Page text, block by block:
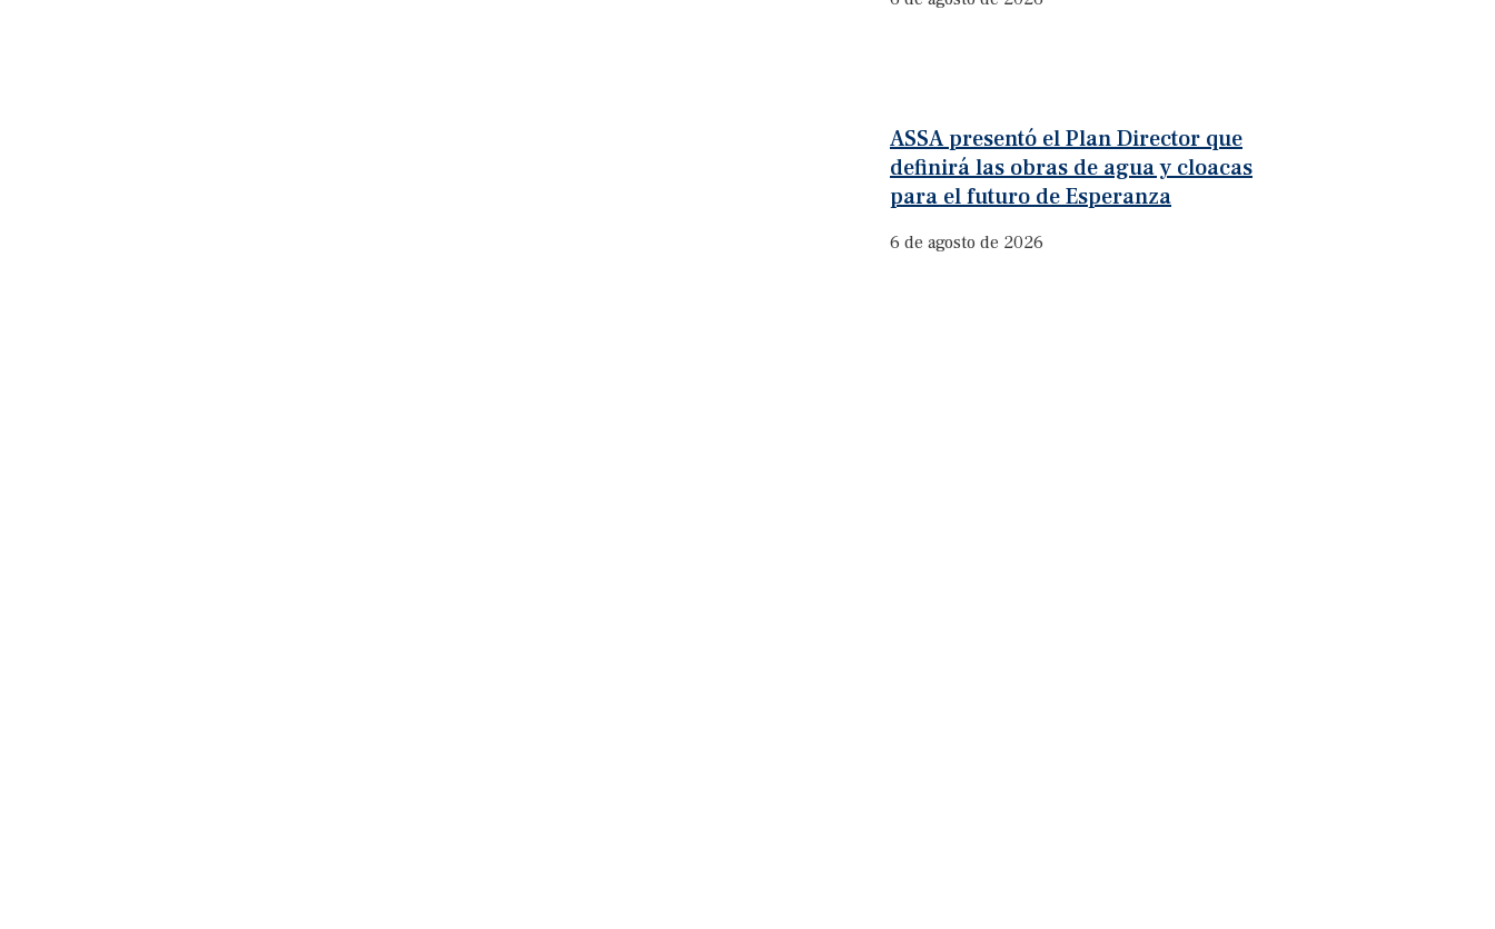
ASSA presentó el Plan Director que
definirá las obras de agua y cloacas
para el futuro de Esperanza
6 de agosto de 2026